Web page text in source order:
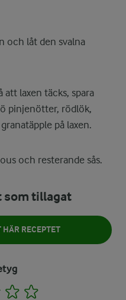
och låt den svalna
att laxen täcks, spara
pinjenötter, rödlök,
på laxen.
och resterande sås.
som tillagat
HÄR RECEPTET
3 4